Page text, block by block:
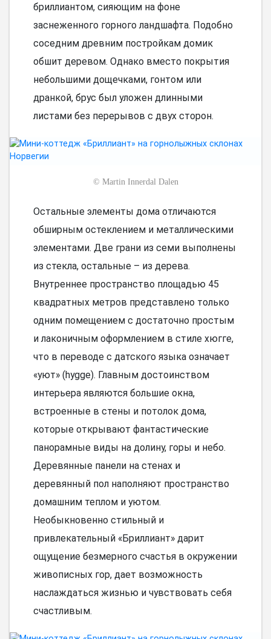
бриллиантом, сияющим на фоне
заснеженного горного ландшафта. Подобно
соседним древним постройкам домик
обшит деревом. Однако вместо покрытия
небольшими дощечками, гонтом или
дранкой, брус был уложен длинными
листами без перерывов с двух сторон.
© Martin Innerdal Dalen
Остальные элементы дома отличаются
обширным остеклением и металлическими
элементами. Две грани из семи выполнены
из стекла, остальные – из дерева.
Внутреннее пространство площадью 45
квадратных метров представлено только
одним помещением с достаточно простым
и лаконичным оформлением в стиле хюгге,
что в переводе с датского языка означает
«уют» (hygge). Главным достоинством
интерьера являются большие окна,
встроенные в стены и потолок дома,
которые открывают фантастические
панорамные виды на долину, горы и небо.
Деревянные панели на стенах и
деревянный пол наполняют пространство
домашним теплом и уютом.
Необыкновенно стильный и
привлекательный «Бриллиант» дарит
ощущение безмерного счастья в окружении
живописных гор, дает возможность
наслаждаться жизнью и чувствовать себя
счастливым.